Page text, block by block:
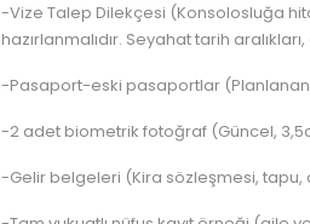
-Vize Talep Dilekçesi (Konsolosluğa
hazırlanmalıdır. Seyahat tarih
-Pasaport-eski pasaportlar
-2 adet biometrik fotoğraf (Güncel,
-Gelir belgeleri (Kira sözleşmesi,